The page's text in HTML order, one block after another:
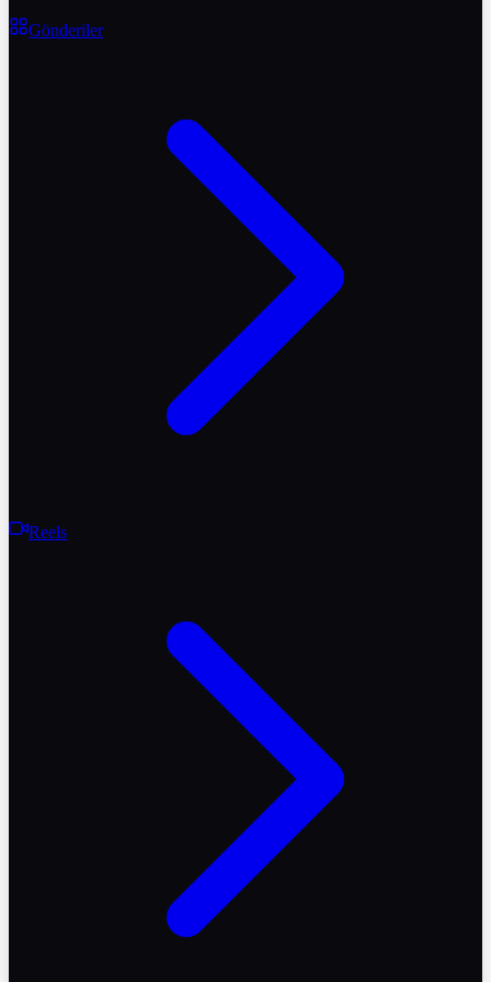
Gönderiler
Reels